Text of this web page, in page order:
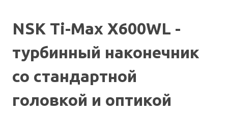
NSK Ti-Max X600WL -
турбинный наконечник
со стандартной
головкой и оптикой